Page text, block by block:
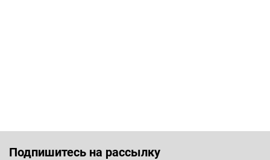
Подпишитесь на рассылку